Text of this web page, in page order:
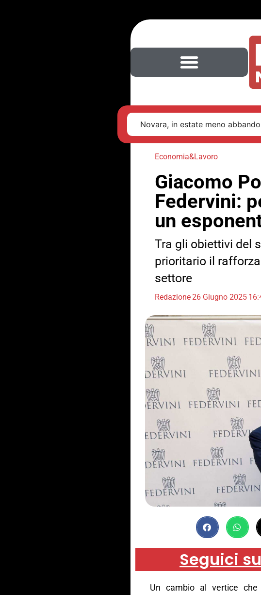
Novara, in estate meno
Economia&Lavoro
Giacomo
Federvini:
un
Tra gli obiettivi del
prioritario il
settore
Redazione26 Giugno 2025
Seguici
Un cambio al vertice